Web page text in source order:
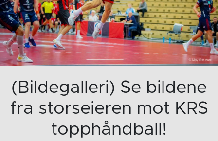
(Bildegalleri) Se bildene
fra storseieren mot KRS
topphåndball!